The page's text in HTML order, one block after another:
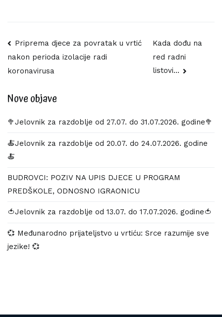
Navigacija
objava
Priprema djece za povratak u vrtić
nakon perioda izolacije radi
koronavirusa
Kada dođu na
red radni
listovi…
Nove objave
🥦Jelovnik za razdoblje od 27.07. do 31.07.2026. godine🥦
🍝Jelovnik za razdoblje od 20.07. do 24.07.2026. godine
🍝
BUDROVCI: POZIV NA UPIS DJECE U PROGRAM
PREDŠKOLE, ODNOSNO IGRAONICU
🍅Jelovnik za razdoblje od 13.07. do 17.07.2026. godine🍅
💞 Međunarodno prijateljstvo u vrtiću: Srce razumije sve
jezike! 💞